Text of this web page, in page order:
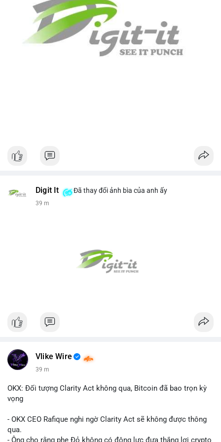
Digit It Đã thay đổi ảnh bìa của anh ấy
39 m
Vlike Wire
39 m
OKX: Đối tượng Clarity Act không qua, Bitcoin đã bao trọn kỳ
vọng
- OKX CEO Rafique nghi ngờ Clarity Act sẽ không được thông
qua.
- Ông cho rằng phe Đỏ không có động lực đưa thắng lợi crypto